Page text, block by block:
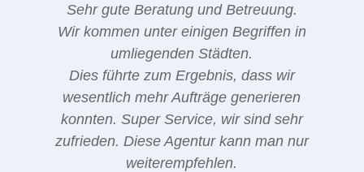
Sehr gute Beratung und Betreuung.
Wir kommen unter einigen Begriffen in
umliegenden Städten.
Dies führte zum Ergebnis, dass wir
wesentlich mehr Aufträge generieren
konnten. Super Service, wir sind sehr
zufrieden. Diese Agentur kann man nur
weiterempfehlen.